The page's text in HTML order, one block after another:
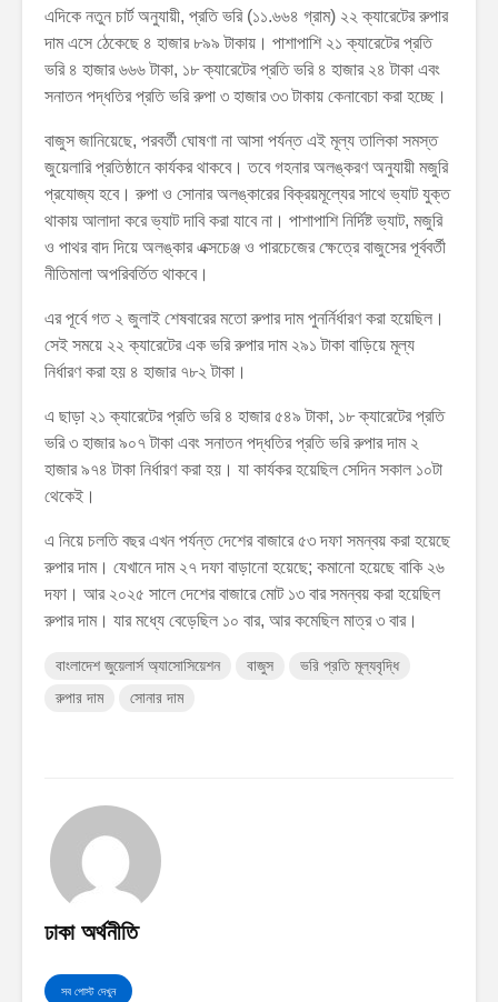
এদিকে নতুন চার্ট অনুযায়ী, প্রতি ভরি (১১.৬৬৪ গ্রাম) ২২ ক্যারেটের রুপার
দাম এসে ঠেকেছে ৪ হাজার ৮৯৯ টাকায়। পাশাপাশি ২১ ক্যারেটের প্রতি
ভরি ৪ হাজার ৬৬৬ টাকা, ১৮ ক্যারেটের প্রতি ভরি ৪ হাজার ২৪ টাকা এবং
সনাতন পদ্ধতির প্রতি ভরি রুপা ৩ হাজার ৩৩ টাকায় কেনাবেচা করা হচ্ছে।
বাজুস জানিয়েছে, পরবর্তী ঘোষণা না আসা পর্যন্ত এই মূল্য তালিকা সমস্ত
জুয়েলারি প্রতিষ্ঠানে কার্যকর থাকবে। তবে গহনার অলঙ্করণ অনুযায়ী মজুরি
প্রযোজ্য হবে। রুপা ও সোনার অলঙ্কারের বিক্রয়মূল্যের সাথে ভ্যাট যুক্ত
থাকায় আলাদা করে ভ্যাট দাবি করা যাবে না। পাশাপাশি নির্দিষ্ট ভ্যাট, মজুরি
ও পাথর বাদ দিয়ে অলঙ্কার এক্সচেঞ্জ ও পারচেজের ক্ষেত্রে বাজুসের পূর্ববর্তী
নীতিমালা অপরিবর্তিত থাকবে।
এর পূর্বে গত ২ জুলাই শেষবারের মতো রুপার দাম পুনর্নির্ধারণ করা হয়েছিল।
সেই সময়ে ২২ ক্যারেটের এক ভরি রুপার দাম ২৯১ টাকা বাড়িয়ে মূল্য
নির্ধারণ করা হয় ৪ হাজার ৭৮২ টাকা।
এ ছাড়া ২১ ক্যারেটের প্রতি ভরি ৪ হাজার ৫৪৯ টাকা, ১৮ ক্যারেটের প্রতি
ভরি ৩ হাজার ৯০৭ টাকা এবং সনাতন পদ্ধতির প্রতি ভরি রুপার দাম ২
হাজার ৯৭৪ টাকা নির্ধারণ করা হয়। যা কার্যকর হয়েছিল সেদিন সকাল ১০টা
থেকেই।
এ নিয়ে চলতি বছর এখন পর্যন্ত দেশের বাজারে ৫৩ দফা সমন্বয় করা হয়েছে
রুপার দাম। যেখানে দাম ২৭ দফা বাড়ানো হয়েছে; কমানো হয়েছে বাকি ২৬
দফা। আর ২০২৫ সালে দেশের বাজারে মোট ১৩ বার সমন্বয় করা হয়েছিল
রুপার দাম। যার মধ্যে বেড়েছিল ১০ বার, আর কমেছিল মাত্র ৩ বার।
বাংলাদেশ জুয়েলার্স অ্যাসোসিয়েশন বাজুস
ভরি প্রতি মূল্যবৃদ্ধি
রুপার দাম
সোনার দাম
ঢাকা অর্থনীতি
সব পোস্ট দেখুন